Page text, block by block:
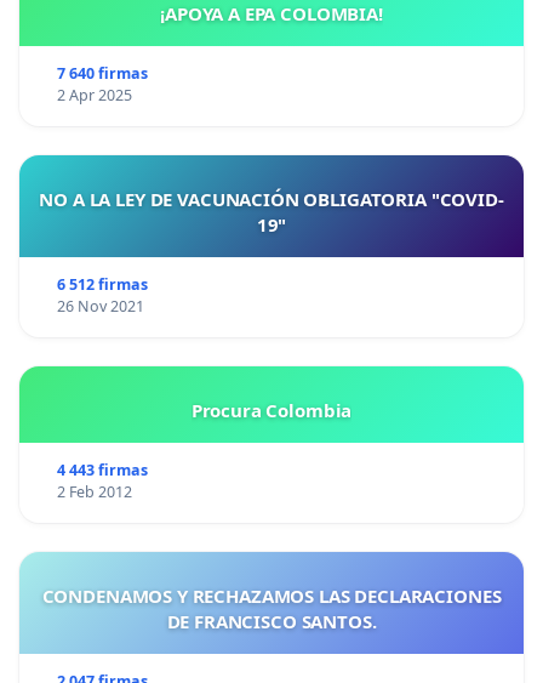
¡APOYA A EPA COLOMBIA!
7 640 firmas
2 Apr 2025
NO A LA LEY DE VACUNACIÓN OBLIGATORIA "COVID-
19"
6 512 firmas
26 Nov 2021
Procura Colombia
4 443 firmas
2 Feb 2012
CONDENAMOS Y RECHAZAMOS LAS DECLARACIONES
DE FRANCISCO SANTOS.